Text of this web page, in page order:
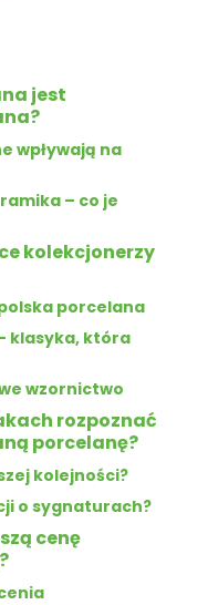
jest
wpływają na
– co je
kolekcjonerzy
porcelana
klasyka, która
wzornictwo
rozpoznać
porcelanę?
kolejności?
o sygnaturach?
cenę